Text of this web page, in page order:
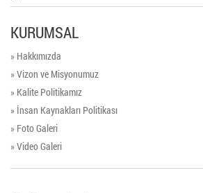
KURUMSAL
» Hakkımızda
» Vizon ve Misyonumuz
» Kalite Politikamız
» İnsan Kaynakları Politikası
» Foto Galeri
» Video Galeri